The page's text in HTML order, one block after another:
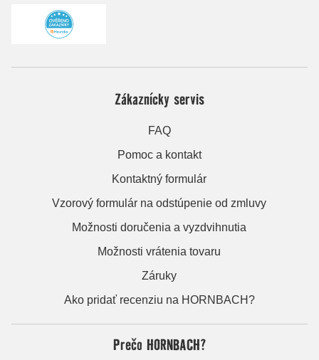
Zákaznícky servis
FAQ
Pomoc a kontakt
Kontaktný formulár
Vzorový formulár na odstúpenie od zmluvy
Možnosti doručenia a vyzdvihnutia
Možnosti vrátenia tovaru
Záruky
Ako pridať recenziu na HORNBACH?
Prečo HORNBACH?